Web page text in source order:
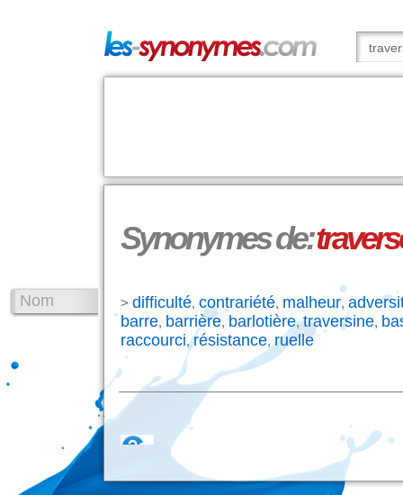
Synonymes de:
Nom > difficulté, contrariété, malheur,
barre, barrière, barlotière,traversine,
raccourci,résistance,ruelle